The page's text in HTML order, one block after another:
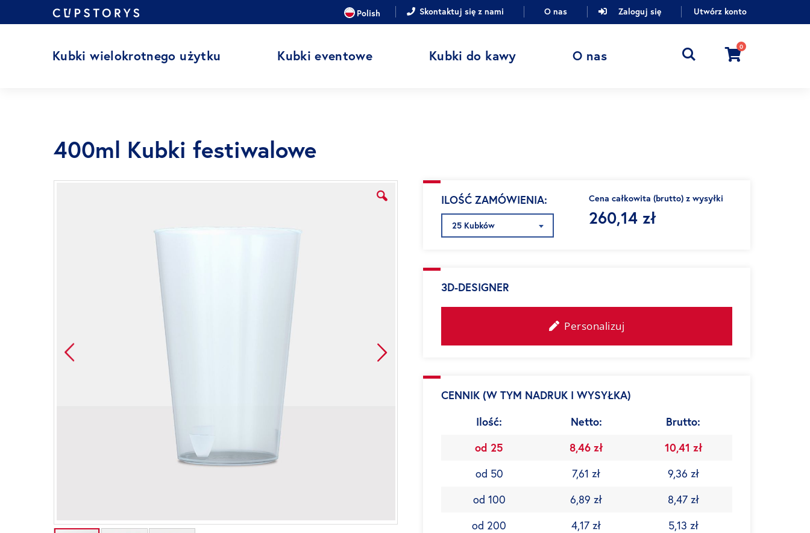
Przejdź
do
JĘZYKPolish Skontaktuj się z nami O nas Zaloguj się Utwórz konto
Cart
0
Kubki wielokrotnego użytku Kubki eventowe Kubki do kawy O nas
400ml Kubki festiwalowe
ILOŚĆ ZAMÓWIENIA
25 Kubków
Cena całkowita (brutto) z wysyłki
260,14 zł
3D-DESIGNER
Personalizuj
CENNIK (W TYM NADRUK I WYSYŁKA)
Ilość:
Netto:
Brutto:
od 25
8,46 zł
10,41 zł
od 50
7,61 zł
9,36 zł
od 100
6,89 zł
8,47 zł
od 200
4,17 zł
5,13 zł